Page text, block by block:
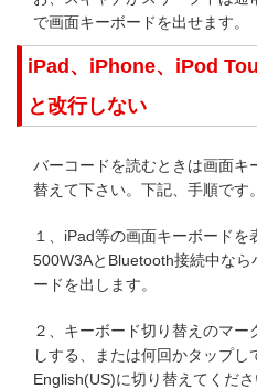
で画面キーボードを出せます。
iPad、iPhone、iPod
と改行しない
バーコードを読むときは画面キ
替えて下さい。下記、手順です。
１、iPad等の画面キーボード
500W3AとBluetooth接続中な
ードを出します。
２、キーボード切り替えのマ
しする、または何回かタップし
English(US)に切り替えてくださ